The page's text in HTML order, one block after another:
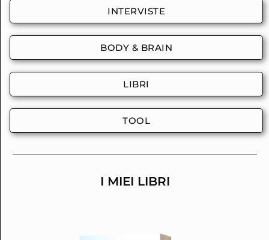
INTERVISTE
BODY & BRAIN
LIBRI
TOOL
I MIEI LIBRI